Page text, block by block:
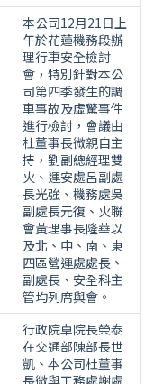
本公司12月21日上
午於花蓮機務段辦
理行車安全檢討
會，特別針對本公
司第四季發生的調
車事故及虛驚事件
進行檢討，會議由
杜董事長微親自主
持，劉副總經理雙
火、運安處呂副處
長光強、機務處吳
副處長元復、火聯
會黃理事長隆華以
及北、中、南、東
四區營運處處長、
副處長、安全科主
管均列席與會。
行政院卓院長榮泰
在交通部陳部長世
凱、本公司杜董事
長微與工務處謝處